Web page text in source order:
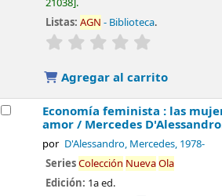
Listas: AGN - Biblioteca.
valoración
Agregar al carrito
Economía feminista : las
amor / Mercedes
por D'Alessandro, Mercedes, 1978-
SeriesColección NuevaOla
Edición: 1a ed.